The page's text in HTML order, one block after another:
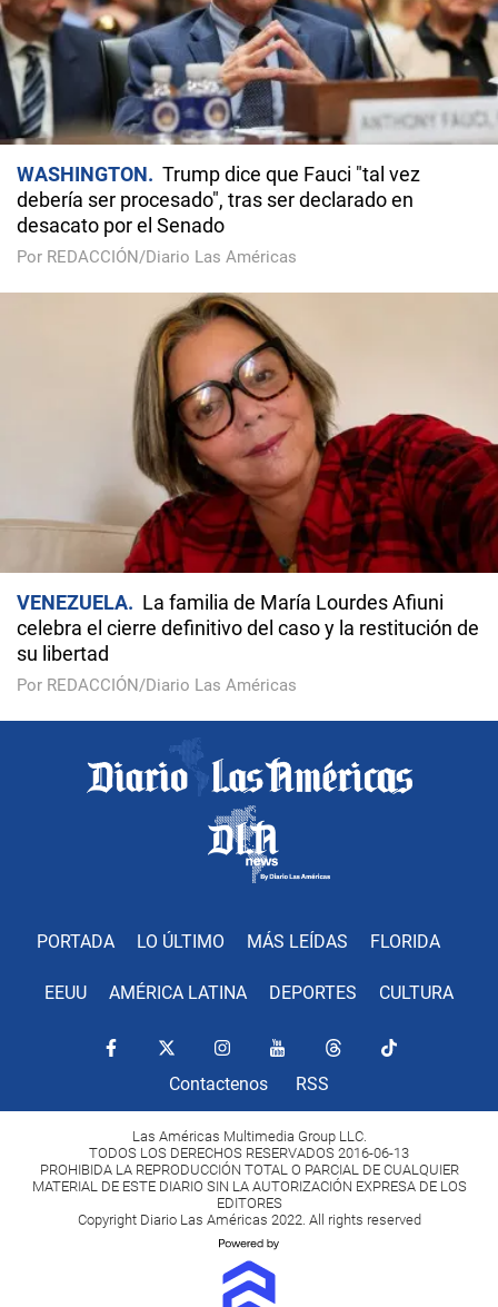
WASHINGTON
Trump dice que Fauci "tal vez
debería ser procesado", tras ser declarado en
desacato por el Senado
Por REDACCIÓN/Diario Las Américas
VENEZUELA
La familia de María Lourdes Afiuni
celebra el cierre definitivo del caso y la restitución de
su libertad
Por REDACCIÓN/Diario Las Américas
PORTADA LO ÚLTIMO MÁS LEÍDAS FLORIDA
EEUU AMÉRICA LATINA DEPORTES CULTURA
Contactenos RSS
Las Américas Multimedia Group LLC.
TODOS LOS DERECHOS RESERVADOS 2016-06-13
PROHIBIDA LA REPRODUCCIÓN TOTAL O PARCIAL DE CUALQUIER
MATERIAL DE ESTE DIARIO SIN LA AUTORIZACIÓN EXPRESA DE LOS
EDITORES
Copyright Diario Las Américas 2022. All rights reserved